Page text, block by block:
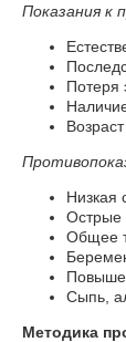
Показания к
Потеря
Низкая
Острые
Общее
Сыпь,
Методика